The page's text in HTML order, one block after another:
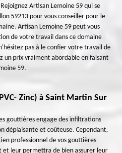
Artisan Lemoine 59 qui se
59213 pour vous conseiller pour le
Artisan Lemoine 59 peut vous
de votre travail dans ce domaine
pas à le confier votre travail de
un prix vraiment abordable en faisant
59.
Zinc) à Saint Martin Sur
gouttières engage des infiltrations
déplaisante et coûteuse. Cependant,
professionnel de vos gouttières
leur permettra de bien assurer leur